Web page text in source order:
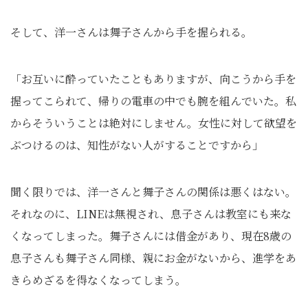
そして、洋一さんは舞子さんから手を握られる。
「お互いに酔っていたこともありますが、向こうから手を
握ってこられて、帰りの電車の中でも腕を組んでいた。私
からそういうことは絶対にしません。女性に対して欲望を
ぶつけるのは、知性がない人がすることですから」
聞く限りでは、洋一さんと舞子さんの関係は悪くはない。
それなのに、LINEは無視され、息子さんは教室にも来な
くなってしまった。舞子さんには借金があり、現在8歳の
息子さんも舞子さん同様、親にお金がないから、進学をあ
きらめざるを得なくなってしまう。